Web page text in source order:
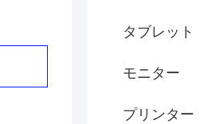
タブレット
モニター
プリンター